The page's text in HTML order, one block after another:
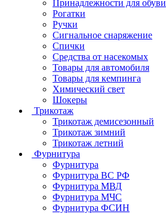
Принадлежности для обуви
Рогатки
Ручки
Сигнальное снаряжение
Спички
Средства от насекомых
Товары для автомобиля
Товары для кемпинга
Химический свет
Шокеры
Трикотаж
Трикотаж демисезонный
Трикотаж зимний
Трикотаж летний
Фурнитура
Фурнитура
Фурнитура ВС РФ
Фурнитура МВД
Фурнитура МЧС
Фурнитура ФСИН